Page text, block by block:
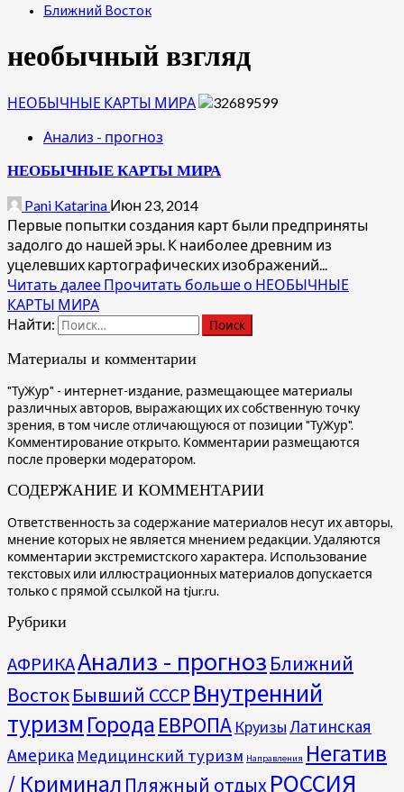
Ближний Восток
необычный взгляд
НЕОБЫЧНЫЕ КАРТЫ МИРА
Анализ - прогноз
НЕОБЫЧНЫЕ КАРТЫ МИРА
Pani Katarina Июн 23, 2014
Первые попытки создания карт были предприняты
задолго до нашей эры. К наиболее древним из
уцелевших картографических изображений...
Читать далее Прочитать больше о НЕОБЫЧНЫЕ
КАРТЫ МИРА
Найти:
Материалы и комментарии
"ТуЖур" - интернет-издание, размещающее материалы
различных авторов, выражающих их собственную точку
зрения, в том числе отличающуюся от позиции "ТуЖур".
Комментирование открыто. Комментарии размещаются
после проверки модератором.
СОДЕРЖАНИЕ И КОММЕНТАРИИ
Ответственность за содержание материалов несут их авторы,
мнение которых не является мнением редакции. Удаляются
комментарии экстремистского характера. Использование
текстовых или иллюстрационных материалов допускается
только с прямой ссылкой на tjur.ru.
Рубрики
АФРИКААнализ - прогноз Ближний
ВостокБывший СССР Внутренний
туризм Города ЕВРОПА КруизыЛатинская
Америка Медицинский туризм Направления Негатив
/ Криминал Пляжный отдых РОССИЯ